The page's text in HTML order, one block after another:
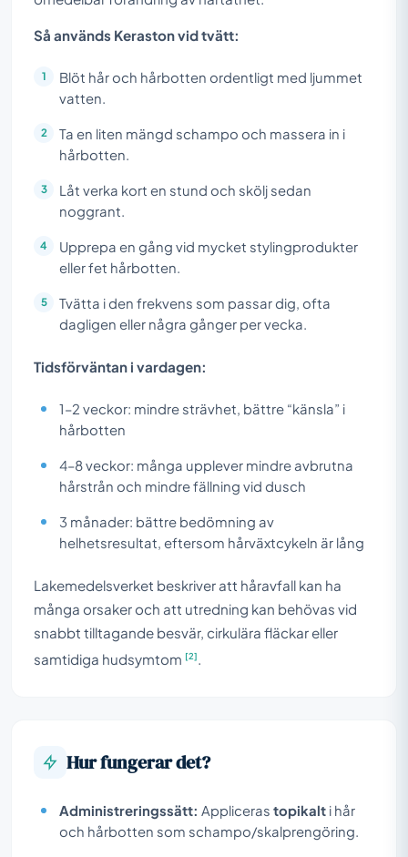
Så används Keraston vid tvätt:
Blöt hår och hårbotten ordentligt med ljummet
vatten.
Ta en liten mängd schampo och massera in i
hårbotten.
Låt verka kort en stund och skölj sedan
noggrant.
Upprepa en gång vid mycket stylingprodukter
eller fet hårbotten.
Tvätta i den frekvens som passar dig, ofta
dagligen eller några gånger per vecka.
Tidsförväntan i vardagen:
1–2 veckor: mindre strävhet, bättre “känsla” i
hårbotten
4–8 veckor: många upplever mindre avbrutna
hårstrån och mindre fällning vid dusch
3 månader: bättre bedömning av
helhetsresultat, eftersom hårväxtcykeln är lång
Lakemedelsverket beskriver att håravfall kan ha
många orsaker och att utredning kan behövas vid
snabbt tilltagande besvär, cirkulära fläckar eller
samtidiga hudsymtom [2]
Hur fungerar det?
Administreringssätt: Appliceras topikalt i hår
och hårbotten som schampo/skalprengöring.